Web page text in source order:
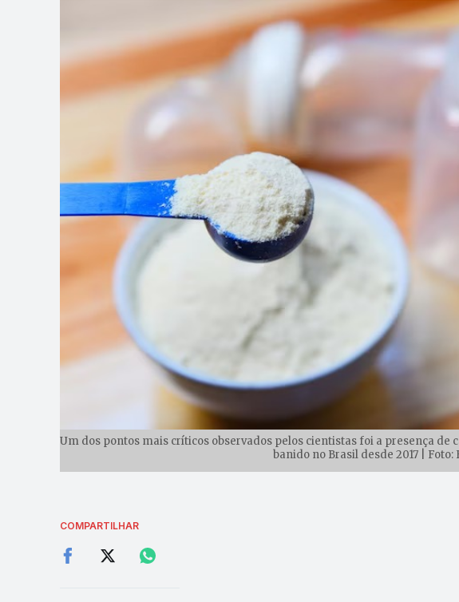
Um dos pontos mais críticos observados pelos cientistas foi a presença de
banido no Brasil desde 2017 | Foto:
COMPARTILHAR